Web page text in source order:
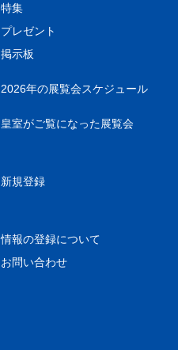
特集
プレゼント
掲示板
2026年の展覧会スケジュール
皇室がご覧になった展覧会
新規登録
情報の登録について
お問い合わせ